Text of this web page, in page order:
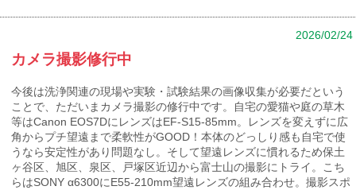
2026/02/24
カメラ撮影修行中
今後は洗浄関連の現場や実験・試験結果の画像収集が必要だという
ことで、ただいまカメラ撮影の修行中です。自宅の愛猫や庭の草木
等はCanon EOS7DにレンズはEF-S15-85mm。レンズを変えずに広
角からプチ望遠まで柔軟性がGOOD！本体のどっしり感も自宅で使
うなら安定性があり問題なし。そして望遠レンズに慣れるため保土
ヶ谷区、旭区、泉区、戸塚区近辺から富士山の撮影にトライ。こち
らはSONY α6300にE55-210mm望遠レンズの組み合わせ。撮影スポ